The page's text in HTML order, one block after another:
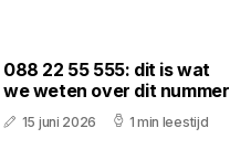
088 22 55 555: dit is wat
we weten over dit nummer
15 juni 2026 1 min leestijd